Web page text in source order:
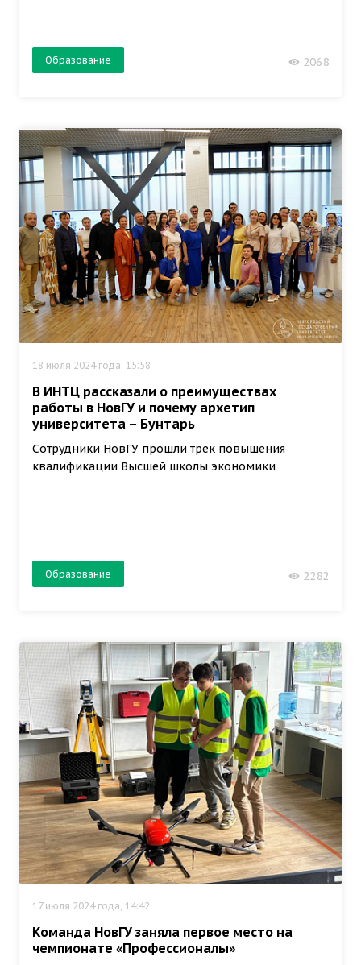
Образование 2068
18 июля 2024 года, 15:58
В ИНТЦ рассказали о преимуществах
работы в НовГУ и почему архетип
университета – Бунтарь
Сотрудники НовГУ прошли трек повышения
квалификации Высшей школы экономики
Образование 2282
17 июля 2024 года, 14:42
Команда НовГУ заняла первое место на
чемпионате «Профессионалы»